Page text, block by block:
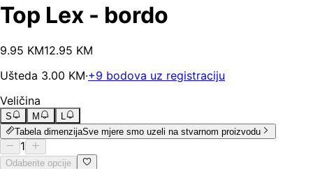
Top Lex - bordo
9.95 KM12.95 KM
Ušteda 3.00 KM·+9 bodova uz registraciju
Veličina
S M
L
Tabela dimenzijaSve mjere smo uzeli na stvarnom proizvodu
1
Odaberite opcije